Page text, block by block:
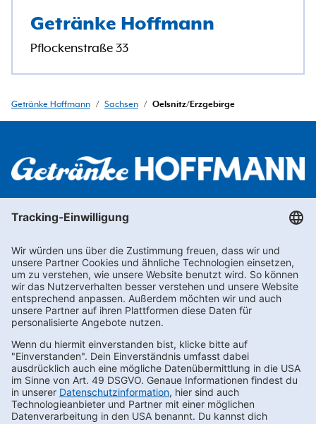
Unternehmen
Getränke Hoffmann
Pflockenstraße 33
Getränke Hoffmann / Sachsen / Oelsnitz/Erzgebirge
Newsletter abonnieren
Kontakt
FAQs
Karriere
Datenschutz